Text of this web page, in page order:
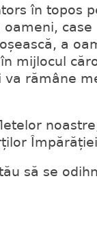
în topos
case
a
mijlocul
rămâne
să se